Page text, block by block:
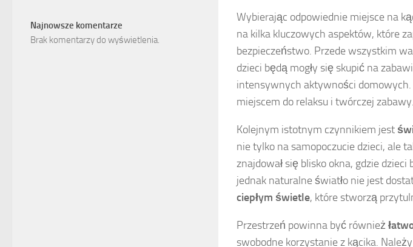
Wybierając odpowiednie miejsce na
na kilka kluczowych aspektów, które
bezpieczeństwo. Przede wszystkim
dzieci będą mogły się skupić na
intensywnych aktywności
miejscem do relaksu i twórczej zabawy.
Kolejnym istotnym czynnikiem jest
nie tylko na samopoczucie dzieci, ale
znajdował się blisko okna, gdzie
jednak naturalne światło nie jest
ciepłym świetle, które stworzą
Przestrzeń powinna być również
swobodne korzystanie z kącika.
Najnowsze komentarze
Brak komentarzy do wyświetlenia.